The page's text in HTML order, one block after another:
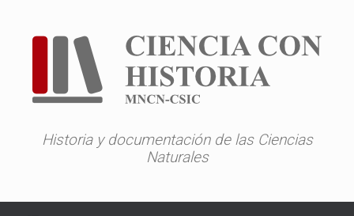
contenido
Historia y documentación de las Ciencias
Naturales